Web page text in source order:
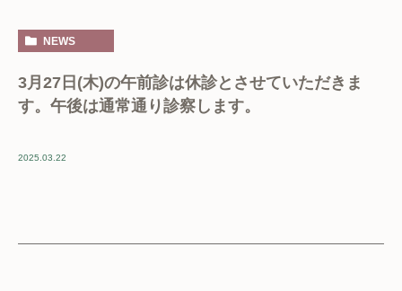
NEWS
3月27日(木)の午前診は休診とさせていただきま
す。午後は通常通り診察します。
2025.03.22